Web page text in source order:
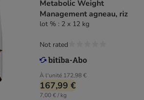
Metabolic Weight
Management agneau, riz
lot % : 2 x 12 kg
À l'unité 172,98 €
167,99 €
7,00 € / kg
Not rated